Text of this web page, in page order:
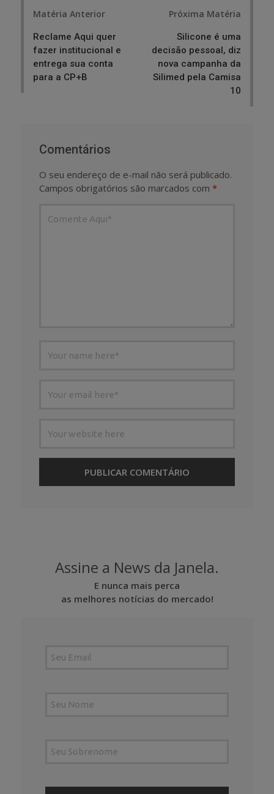
Matéria Anterior
Reclame Aqui quer
fazer institucional e
entrega sua conta
para a CP+B
Próxima Matéria
Silicone é uma
decisão pessoal, diz
nova campanha da
Silimed pela Camisa
10
Comentários
O seu endereço de e-mail não será publicado.
Campos obrigatórios são marcados com *
Assine a News da Janela.
E nunca mais perca
as melhores notícias do mercado!